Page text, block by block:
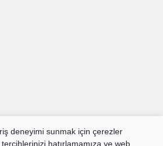
deneyimi sunmak için çerezler
hatırlamamıza ve web